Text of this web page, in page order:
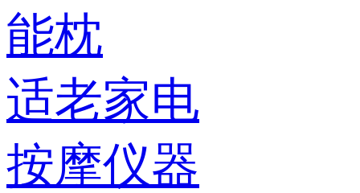
能枕
适老家电
按摩仪器